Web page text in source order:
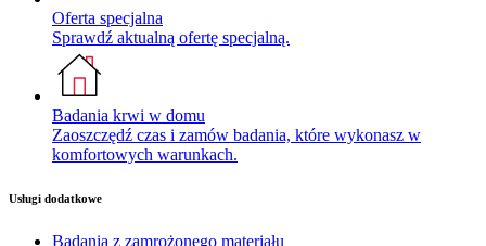
Oferta specjalna
Sprawdź aktualną ofertę specjalną.
Badania krwi w domu
Zaoszczędź czas i zamów badania, które wykonasz w
komfortowych warunkach.
Usługi dodatkowe
Badania z zamrożonego materiału